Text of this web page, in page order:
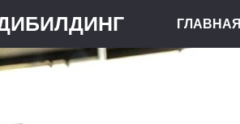
ГЛАВНАЯ